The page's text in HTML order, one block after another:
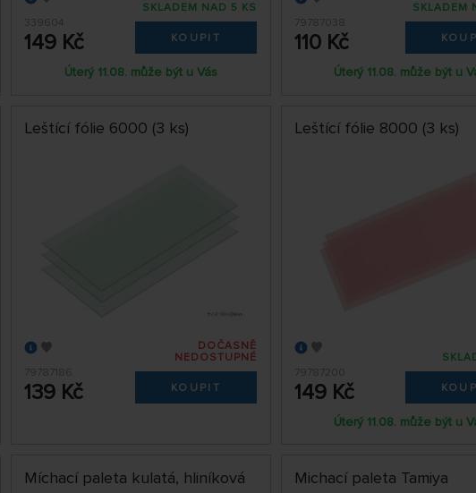
339604
149 Kč
SKLADEM NAD 5 KS
KOUPIT
Úterý 11.08. může být u Vás
79787038
110 Kč
SKLADEM
Úterý 11.08. může být u
Leštící fólie 6000 (3 ks)
79787186
139 Kč
DOČASNĚ
NEDOSTUPNÉ
KOUPIT
Leštící fólie 8000 (3 ks)
79787200
149 Kč
Úterý 11.08. může být u
Míchací paleta kulatá, hliníková Michací paleta Tamiya